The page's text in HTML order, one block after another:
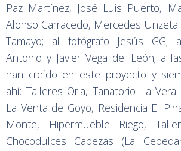
Paz Martínez, José Luis Puerto,
Alonso Carracedo, Mercedes Unzeta
Tamayo; al fotógrafo Jesús GG;
Antonio y Javier Vega de iLeón; a
han creído en este proyecto y
ahí: Talleres Oria, Tanatorio La
La Venta de Goyo, Residencia El
Monte, Hipermueble Riego,
Chocodulces Cabezas (La